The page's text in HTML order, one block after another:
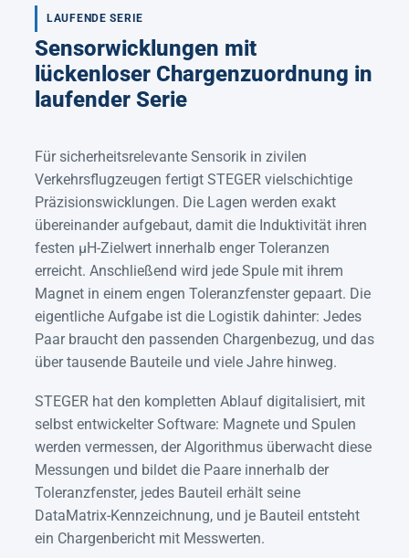
LAUFENDE SERIE
Sensorwicklungen mit
lückenloser Chargenzuordnung in
laufender Serie
Für sicherheitsrelevante Sensorik in zivilen
Verkehrsflugzeugen fertigt STEGER vielschichtige
Präzisionswicklungen. Die Lagen werden exakt
übereinander aufgebaut, damit die Induktivität ihren
festen µH-Zielwert innerhalb enger Toleranzen
erreicht. Anschließend wird jede Spule mit ihrem
Magnet in einem engen Toleranzfenster gepaart. Die
eigentliche Aufgabe ist die Logistik dahinter: Jedes
Paar braucht den passenden Chargenbezug, und das
über tausende Bauteile und viele Jahre hinweg.
STEGER hat den kompletten Ablauf digitalisiert, mit
selbst entwickelter Software: Magnete und Spulen
werden vermessen, der Algorithmus überwacht diese
Messungen und bildet die Paare innerhalb der
Toleranzfenster, jedes Bauteil erhält seine
DataMatrix-Kennzeichnung, und je Bauteil entsteht
ein Chargenbericht mit Messwerten.